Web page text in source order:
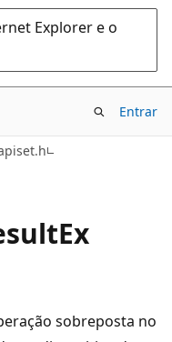
Explorer e o
Entrar
sobreposta no